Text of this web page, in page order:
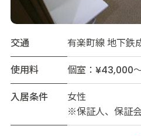
交通
有楽町線 地下鉄
使用料
個室：¥43,000
入居条件
女性
※保証人、保証